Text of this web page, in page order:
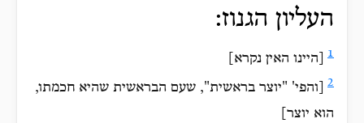
העליון הגנוז:
1 [היינו האין נקרא]
2
[והפי' "יוצר בראשית", שעם הבראשית שהיא חכמתו,
הוא יוצר]